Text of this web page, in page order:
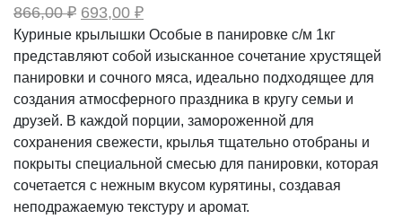
866,00₽ Первоначальная
составляла
866,00 ₽.
693,00 ₽Текущая
цена:
693,00 ₽.
Куриные крылышки Особые в панировке с/м 1кг
представляют собой изысканное сочетание хрустящей
панировки и сочного мяса, идеально подходящее для
создания атмосферного праздника в кругу семьи и
друзей. В каждой порции, замороженной для
сохранения свежести, крылья тщательно отобраны и
покрыты специальной смесью для панировки, которая
сочетается с нежным вкусом курятины, создавая
неподражаемую текстуру и аромат.